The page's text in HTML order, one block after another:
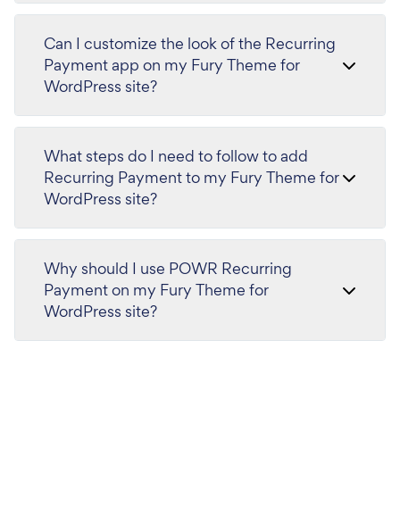
Can I customize the look of the Recurring
Payment app on my Fury Theme for
WordPress site?
What steps do I need to follow to add
Recurring Payment to my Fury Theme for
WordPress site?
Why should I use POWR Recurring
Payment on my Fury Theme for
WordPress site?